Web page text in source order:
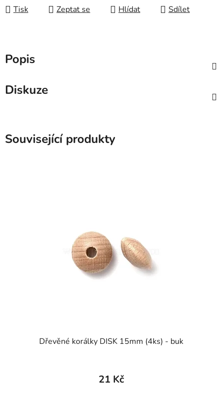
Tisk Zeptat se Hlídat Sdílet
Popis
Diskuze
Související produkty
Dřevěné korálky DISK 15mm (4ks) - buk
21 Kč